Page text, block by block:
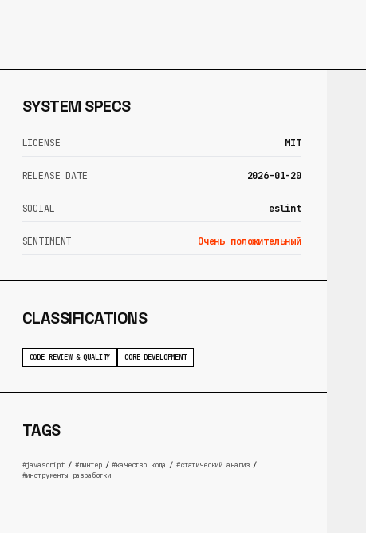
SYSTEM SPECS
LICENSE MIT
RELEASE DATE 2026-01-20
SOCIAL eslint
SENTIMENT Очень положительный
CLASSIFICATIONS
CODE REVIEW & QUALITY CORE DEVELOPMENT
TAGS
javascript / линтер / качество кода / статический анализ /
инструменты разработки